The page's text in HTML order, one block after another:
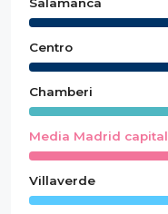
Centro
Chamberi
Media Madrid capital
Villaverde